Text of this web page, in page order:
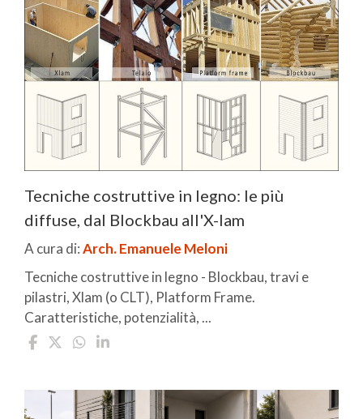
Tecniche costruttive in legno: le più
diffuse, dal Blockbau all'X-lam
A cura di:Arch. Emanuele Meloni
Tecniche costruttive in legno - Blockbau, travi e
pilastri, Xlam (o CLT), Platform Frame.
Caratteristiche, potenzialità, ...